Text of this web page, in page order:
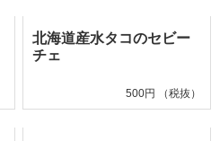
北海道産水タコのセビー
チェ
500円 （税抜）